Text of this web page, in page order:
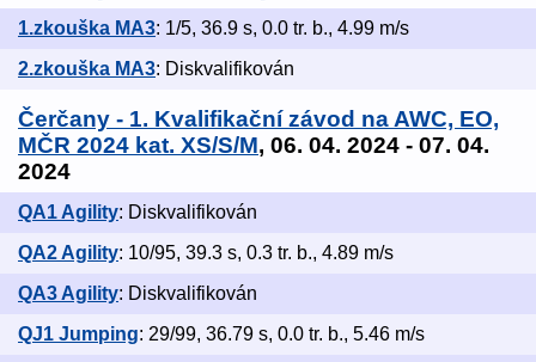
1.zkouška MA3: 1/5, 36.9 s, 0.0 tr. b., 4.99 m/s
2.zkouška MA3: Diskvalifikován
Čerčany - 1. Kvalifikační závod na AWC, EO,
MČR 2024 kat. XS/S/M, 06. 04. 2024 - 07. 04.
2024
QA1 Agility: Diskvalifikován
QA2 Agility: 10/95, 39.3 s, 0.3 tr. b., 4.89 m/s
QA3 Agility: Diskvalifikován
QJ1 Jumping: 29/99, 36.79 s, 0.0 tr. b., 5.46 m/s